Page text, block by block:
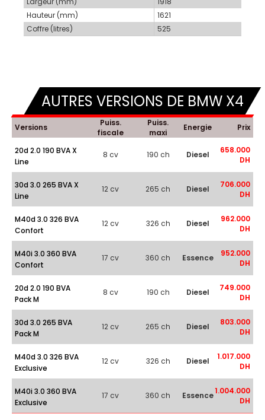
Hauteur (mm)
1621
Coffre (litres)
525
AUTRES VERSIONS DE BMW X4
Versions
Puiss.
fiscale
Puiss.
maxi
Energie Prix
20d 2.0 190 BVA X
Line
8 cv 190 ch Diesel
658.000
DH
30d 3.0 265 BVA X
Line
12 cv 265 ch Diesel
706.000
DH
M40d 3.0 326 BVA
Confort
12 cv 326 ch Diesel
962.000
DH
M40i 3.0 360 BVA
Confort
17 cv 360 ch Essence
952.000
DH
20d 2.0 190 BVA
Pack M
8 cv 190 ch Diesel
749.000
DH
30d 3.0 265 BVA
Pack M
12 cv 265 ch Diesel
803.000
DH
M40d 3.0 326 BVA
Exclusive
12 cv 326 ch Diesel
1.017.000
DH
M40i 3.0 360 BVA
Exclusive
17 cv 360 ch Essence1.004.000
DH